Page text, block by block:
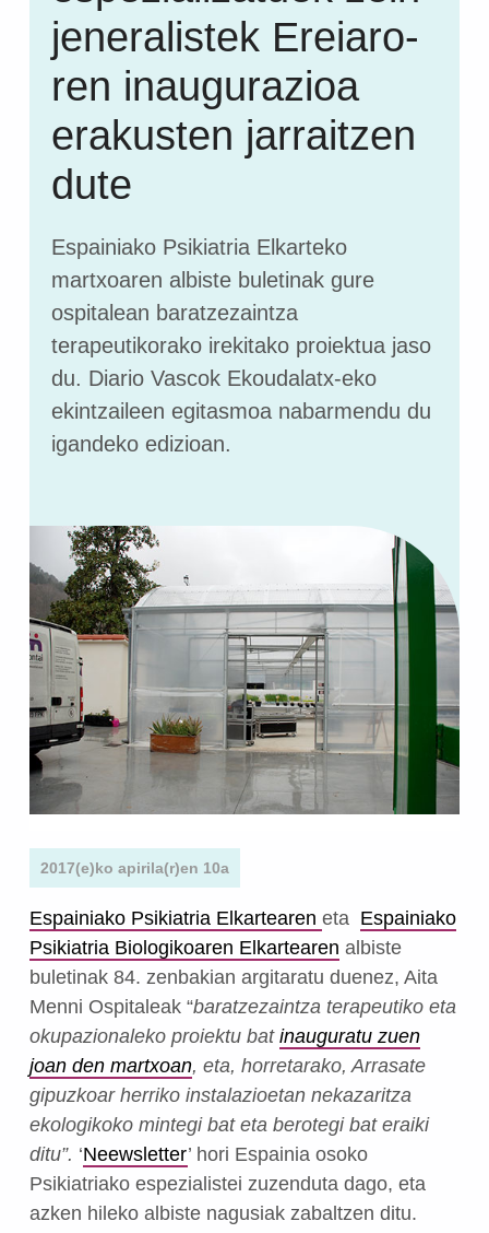
jeneralistek Ereiaro-
ren inaugurazioa
erakusten jarraitzen
dute
Espainiako Psikiatria Elkarteko
martxoaren albiste buletinak gure
ospitalean baratzezaintza
terapeutikorako irekitako proiektua jaso
du. Diario Vascok Ekoudalatx-eko
ekintzaileen egitasmoa nabarmendu du
igandeko edizioan.
2017(e)ko apirila(r)en 10a
Espainiako Psikiatria Elkartearen eta Espainiako
Psikiatria Biologikoaren Elkartearen albiste
buletinak 84. zenbakian argitaratu duenez, Aita
Menni Ospitaleak “baratzezaintza terapeutiko eta
okupazionaleko proiektu bat inauguratu zuen
joan den martxoan, eta, horretarako, Arrasate
gipuzkoar herriko instalazioetan nekazaritza
ekologikoko mintegi bat eta berotegi bat eraiki
ditu”. ‘Neewsletter’ hori Espainia osoko
Psikiatriako espezialistei zuzenduta dago, eta
azken hileko albiste nagusiak zabaltzen ditu.